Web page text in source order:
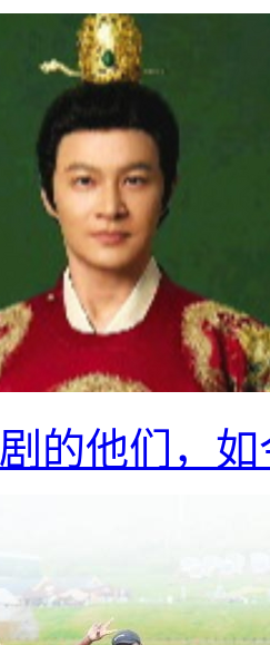
的他们，